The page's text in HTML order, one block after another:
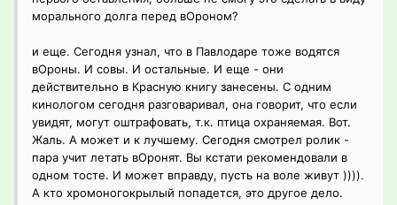
морального долга перед вОроном?
и еще. Сегодня узнал, что в Павлодаре тоже водятся
вОроны. И совы. И остальные. И еще - они
действительно в Красную книгу занесены. С одним
кинологом сегодня разговаривал, она говорит, что если
увидят, могут оштрафовать, т.к. птица охраняемая. Вот.
Жаль. А может и к лучшему. Сегодня смотрел ролик -
пара учит летать вОронят. Вы кстати рекомендовали в
одном тосте. И может вправду, пусть на воле живут )))).
А кто хромоногокрылый попадется, это другое дело.